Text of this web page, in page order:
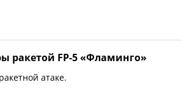
ракетой FP-5 «Фламинго»
атаке.